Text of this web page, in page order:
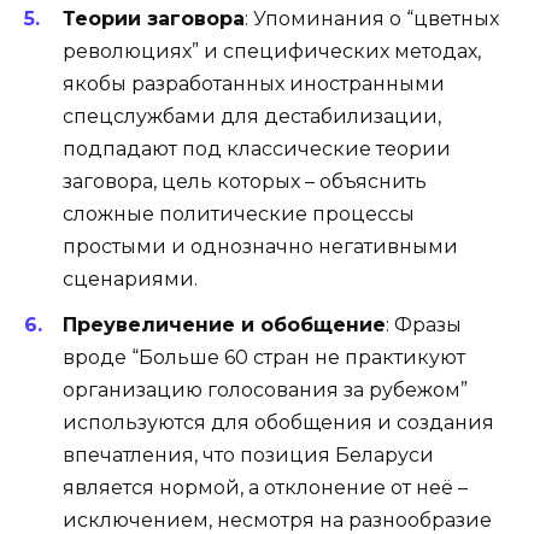
Теории заговора: Упоминания о “цветных
революциях” и специфических методах,
якобы разработанных иностранными
спецслужбами для дестабилизации,
подпадают под классические теории
заговора, цель которых – объяснить
сложные политические процессы
простыми и однозначно негативными
сценариями.
Преувеличение и обобщение: Фразы
вроде “Больше 60 стран не практикуют
организацию голосования за рубежом”
используются для обобщения и создания
впечатления, что позиция Беларуси
является нормой, а отклонение от неё –
исключением, несмотря на разнообразие